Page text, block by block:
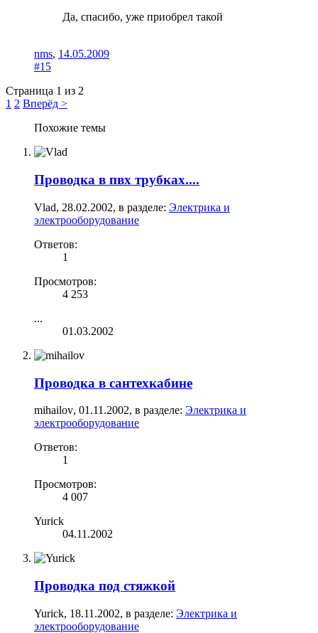
Да, спасибо, уже приобрел такой
nms, 14.05.2009
#15
Страница 1 из 2
1 2 Вперёд >
Похожие темы
Проводка в пвх трубках....
Vlad, 28.02.2002, в разделе: Электрика и
электрооборудование
Ответов:
1
Просмотров:
4 253
...
01.03.2002
Проводка в сантехкабине
mihailov, 01.11.2002, в разделе: Электрика и
электрооборудование
Ответов:
1
Просмотров:
4 007
Yurick
04.11.2002
Проводка под стяжкой
Yurick, 18.11.2002, в разделе: Электрика и
электрооборудование